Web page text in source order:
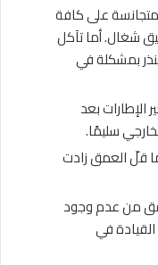
متجانسة على كافة
شغال. أما تآكل
بمشكلة في
الإطارات بعد
سليمًا.
ملم؛ فكلما قلّ العمق زادت
من عدم وجود
في